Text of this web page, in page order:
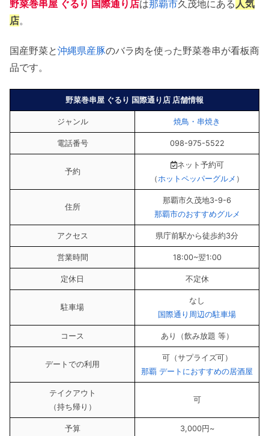
野菜巻串屋 ぐるり 国際通り店は那覇市久茂地にある 人気
店。
国産野菜と沖縄県産豚のバラ肉を使った野菜巻串が看板商
品です。
野菜巻串屋 ぐるり 国際通り店 店舗情報
ジャンル 焼鳥・串焼き
電話番号 098-975-5522
予約
ネット予約可
（ホットペッパーグルメ ）
住所
那覇市久茂地3-9-6
那覇市のおすすめグルメ
アクセス 県庁前駅から徒歩約3分
営業時間 18:00~翌1:00
定休日 不定休
駐車場
なし
国際通り周辺の駐車場
コース あり（飲み放題 等）
デートでの利用
可（サプライズ可）
那覇 デートにおすすめの居酒屋
テイクアウト
（持ち帰り）
可
予算 3,000円~